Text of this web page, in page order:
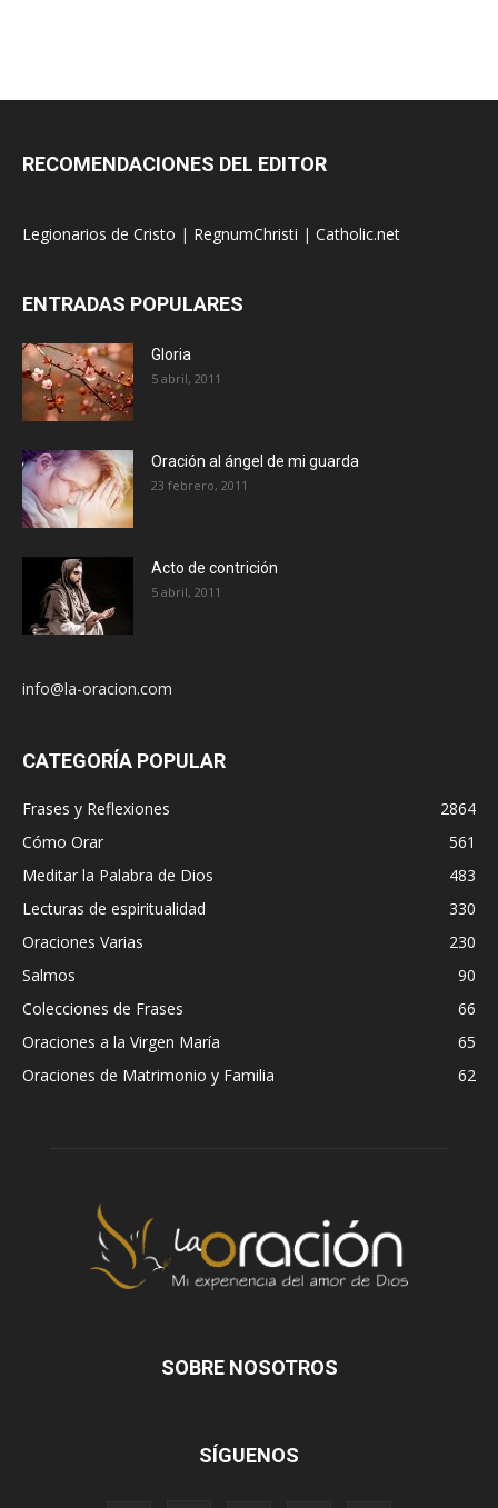
RECOMENDACIONES DEL EDITOR
Legionarios de Cristo | RegnumChristi | Catholic.net
ENTRADAS POPULARES
Gloria
5 abril, 2011
Oración al ángel de mi guarda
23 febrero, 2011
Acto de contrición
5 abril, 2011
info@la-oracion.com
CATEGORÍA POPULAR
Frases y Reflexiones
2864
Cómo Orar
561
Meditar la Palabra de Dios
483
Lecturas de espiritualidad
330
Oraciones Varias
230
Salmos
90
Colecciones de Frases
66
Oraciones a la Virgen María
65
Oraciones de Matrimonio y Familia
62
SOBRE NOSOTROS
SÍGUENOS